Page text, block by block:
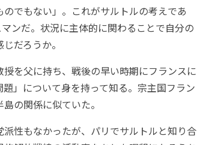
でもない」。これがサルトルの考えであ
ンだ。状況に主体的に関わることで自分の
だろうか。
を父に持ち、戦後の早い時期にフランスに
」について身を持って知る。宗主国フラン
の関係に似ていた。
性もなかったが、パリでサルトルと知り合